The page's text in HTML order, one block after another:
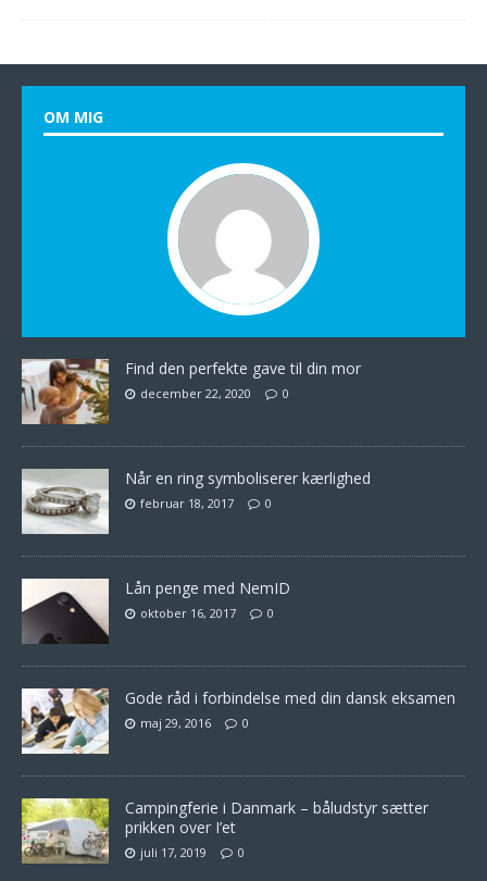
OM MIG
Find den perfekte gave til din mor
december 22, 2020 0
Når en ring symboliserer kærlighed
februar 18, 2017 0
Lån penge med NemID
oktober 16, 2017 0
Gode råd i forbindelse med din dansk eksamen
maj 29, 2016 0
Campingferie i Danmark – båludstyr sætter
prikken over I’et
juli 17, 2019 0